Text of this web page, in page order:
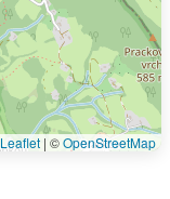
Leaflet | ©OpenStreetMap